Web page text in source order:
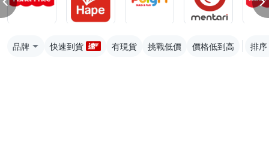
品牌 快速到貨 有現貨 挑戰低價 價格低到高 排序